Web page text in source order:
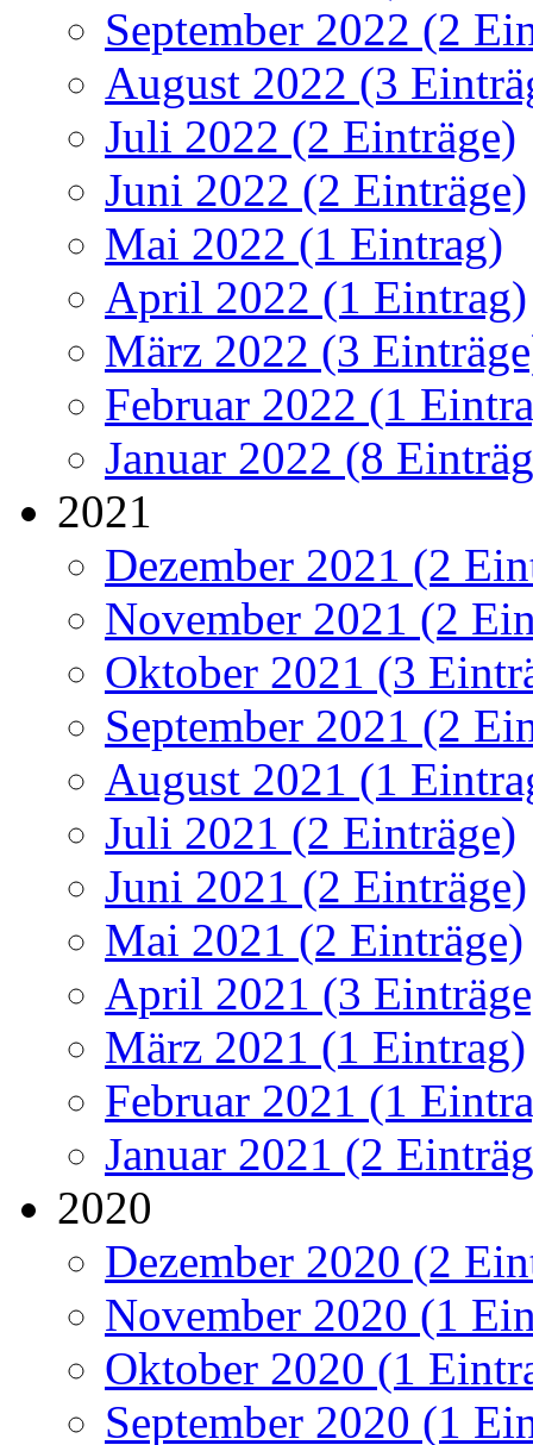
September 2022 (2
August 2022 (3
Juli 2022 (2 Einträge)
Juni 2022 (2 Einträge)
Mai 2022 (1 Eintrag)
April 2022 (1 Eintrag)
März 2022 (3
Februar 2022 (1
Januar 2022 (8
2021
Dezember 2021 (2
November 2021 (2
Oktober 2021 (3
September 2021 (2
August 2021 (1
Juli 2021 (2 Einträge)
Juni 2021 (2 Einträge)
Mai 2021 (2 Einträge)
April 2021 (3
März 2021 (1 Eintrag)
Februar 2021 (1
Januar 2021 (2
2020
Dezember 2020 (2
November 2020 (1
Oktober 2020 (1
September 2020 (1